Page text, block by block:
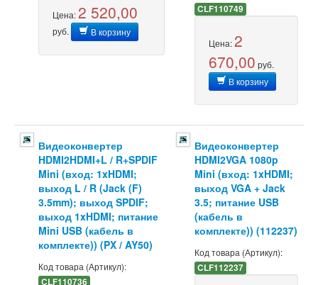
Цена: 2 520,00
руб. В корзину
CLF110749
Цена: 2
670,00 руб.
В корзину
Видеоконвертер
HDMI2HDMI+L / R+SPDIF
Mini (вход: 1xHDMI;
выход L / R (Jack (F)
3.5mm); выход SPDIF;
выход 1xHDMI; питание
Mini USB (кабель в
комплекте)) (PX / AY50)
Код товара (Артикул):
CLF110736
Видеоконвертер
HDMI2VGA 1080p
Mini (вход: 1xHDMI;
выход VGA + Jack
3.5; питание USB
(кабель в
комплекте)) (112237)
Код товара (Артикул):
CLF112237